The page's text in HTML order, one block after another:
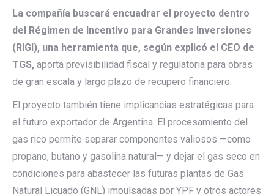
La compañía buscará encuadrar el proyecto dentro
del Régimen de Incentivo para Grandes Inversiones
(RIGI), una herramienta que, según explicó el CEO de
TGS, aporta previsibilidad fiscal y regulatoria para obras
de gran escala y largo plazo de recupero financiero.
El proyecto también tiene implicancias estratégicas para
el futuro exportador de Argentina. El procesamiento del
gas rico permite separar componentes valiosos —como
propano, butano y gasolina natural— y dejar el gas seco en
condiciones para abastecer las futuras plantas de Gas
Natural Licuado (GNL) impulsadas por YPF y otros actores